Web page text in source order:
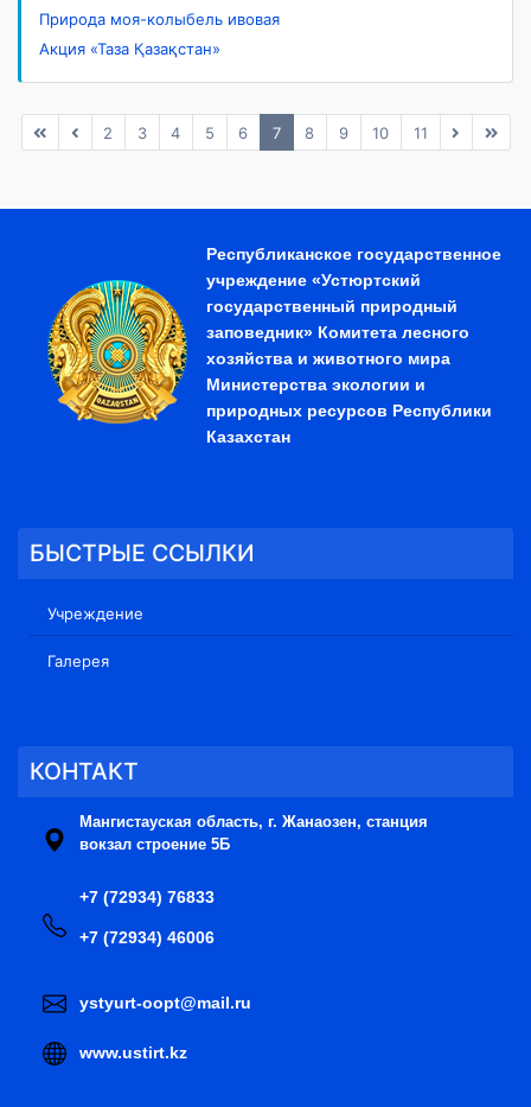
Природа моя-колыбель ивовая
Акция «Таза Қазақстан»
2 3 4 5 6 7 8 9 10 11
Республиканское государственное
учреждение «Устюртский
государственный природный
заповедник» Комитета лесного
хозяйства и животного мира
Министерства экологии и
природных ресурсов Республики
Казахстан
БЫСТРЫЕ ССЫЛКИ
Учреждение
Галерея
КОНТАКТ
Мангистауская область, г. Жанаозен, станция
вокзал строение 5Б
+7 (72934) 76833
+7 (72934) 46006
ystyurt-oopt@mail.ru
www.ustirt.kz